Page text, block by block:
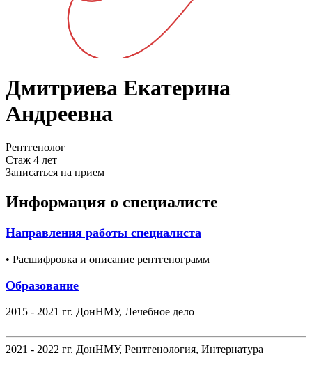
Дмитриева Екатерина
Андреевна
Рентгенолог
Стаж 4 лет
Записаться на прием
Информация о специалисте
Направления работы специалиста
• Расшифровка и описание рентгенограмм
Образование
2015 - 2021 гг. ДонНМУ, Лечебное дело
2021 - 2022 гг. ДонНМУ, Рентгенология, Интернатура